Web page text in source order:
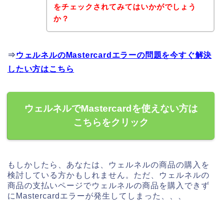
をチェックされてみてはいかがでしょう
か？
⇒ ウェルネルのMastercardエラーの問題を今すぐ解決
したい方はこちら
ウェルネルでMastercardを使えない方は
こちらをクリック
もしかしたら、あなたは、ウェルネルの商品の購入を
検討している方かもしれません。ただ、ウェルネルの
商品の支払いページでウェルネルの商品を購入できず
にMastercardエラーが発生してしまった、、、